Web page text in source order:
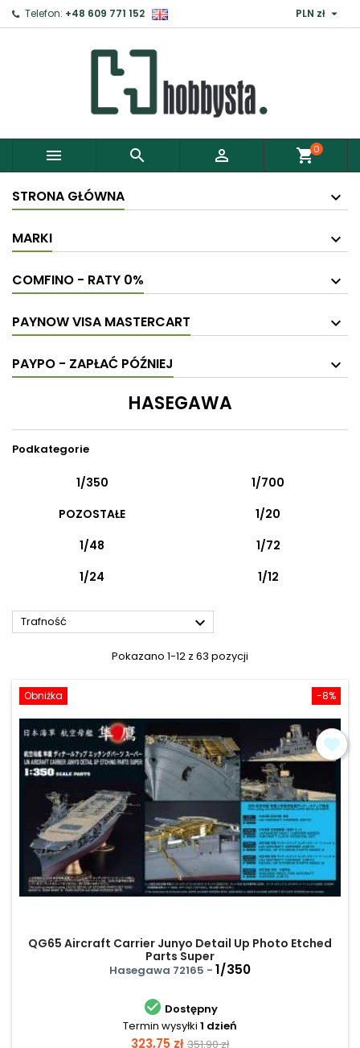
Telefon: +48 609 771 152 PLN zł 
   shopping_cart0
STRONA GŁÓWNA
MARKI
COMFINO - RATY 0%
PAYNOW VISA MASTERCART
PAYPO - ZAPŁAĆ PÓŹNIEJ
HASEGAWA
Podkategorie
1/350
1/700
POZOSTAŁE
1/20
1/48
1/72
1/24
1/12
Trafność 
Pokazano 1-12 z 63 pozycji
-8%
Obniżka
QG65 Aircraft Carrier Junyo Detail Up Photo Etched
Parts Super
Hasegawa 72165 - 1/350
 Dostępny
Termin wysyłki 1 dzień
Cena
323,75 zł Cena
351,90 zł
Zaloguj ×
Aby zapisać produkty do Schowka, musisz się
Anuluj Zaloguj